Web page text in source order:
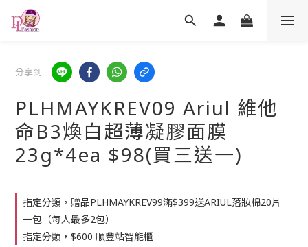
分享到
PLHMAYKREV09 Ariul 維他
命B3煥白超薄凝膠面膜
23g*4ea $98(買三送一)
指定分類，贈品PLHMAYKREV99滿$399送ARIUL落妝棉20片
一包（每人最多2包）
指定分類，$600 順豐站智能櫃